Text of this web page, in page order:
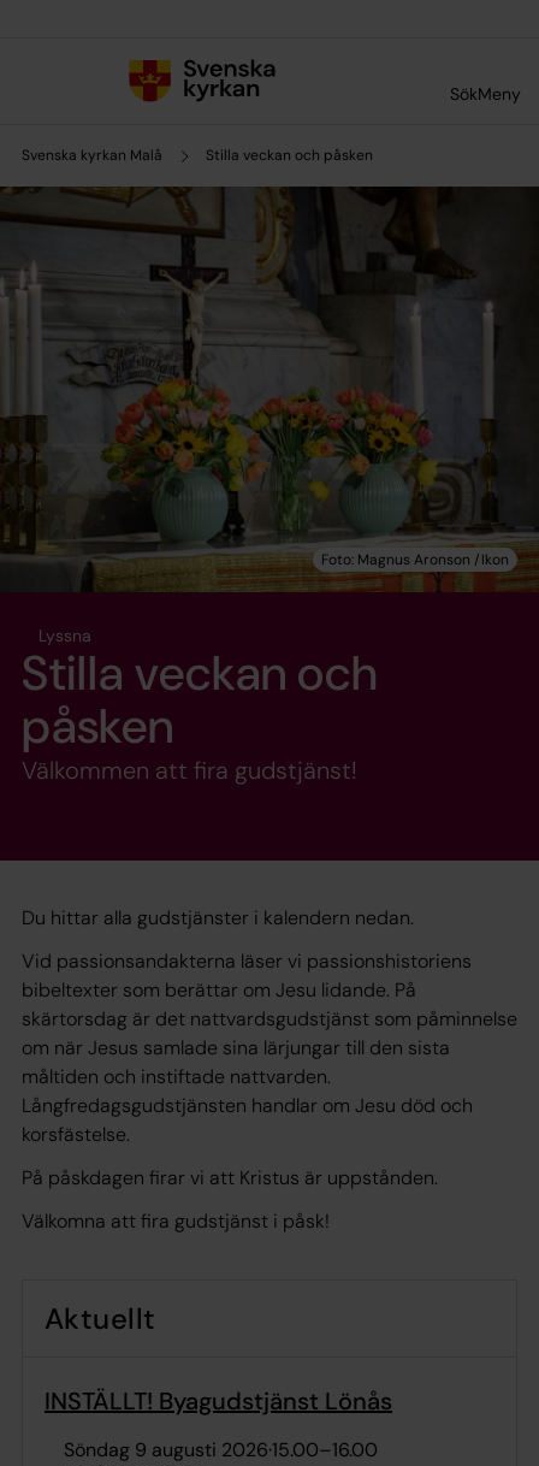
SökMeny
Svenska kyrkan Malå Stilla veckan och påsken
Lyssna
Stilla veckan och
påsken
Välkommen att fira gudstjänst!
Du hittar alla gudstjänster i kalendern nedan.
Vid passionsandakterna läser vi passionshistoriens
bibeltexter som berättar om Jesu lidande. På
skärtorsdag är det nattvardsgudstjänst som påminnelse
om när Jesus samlade sina lärjungar till den sista
måltiden och instiftade nattvarden.
Långfredagsgudstjänsten handlar om Jesu död och
korsfästelse.
På påskdagen firar vi att Kristus är uppstånden.
Välkomna att fira gudstjänst i påsk!
Aktuellt
INSTÄLLT! Byagudstjänst Lönås
söndag 9 augusti 2026·15.00–16.00